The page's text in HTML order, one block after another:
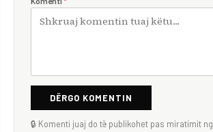
DËRGO KOMENTIN
🔒 Komenti juaj do të publikohet pas miratimit